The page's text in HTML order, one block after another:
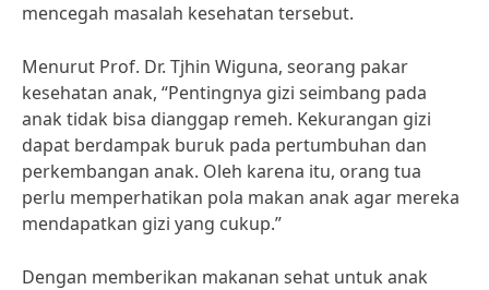
mencegah masalah kesehatan tersebut.
Menurut Prof. Dr. Tjhin Wiguna, seorang pakar
kesehatan anak, “Pentingnya gizi seimbang pada
anak tidak bisa dianggap remeh. Kekurangan gizi
dapat berdampak buruk pada pertumbuhan dan
perkembangan anak. Oleh karena itu, orang tua
perlu memperhatikan pola makan anak agar mereka
mendapatkan gizi yang cukup.”
Dengan memberikan makanan sehat untuk anak